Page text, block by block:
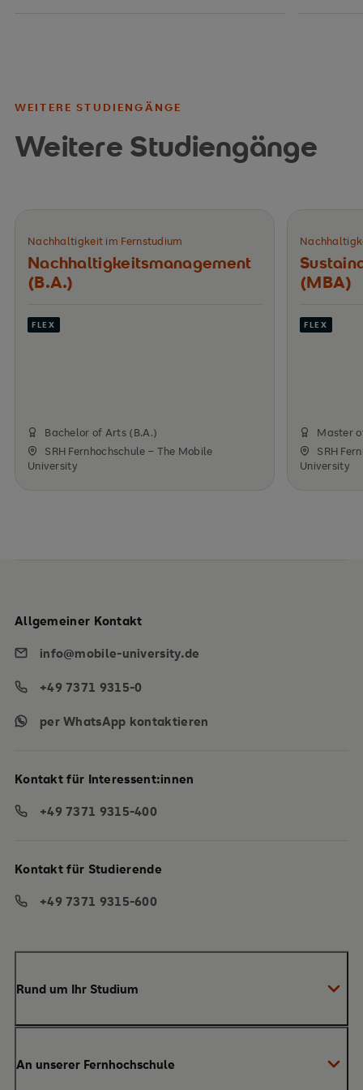
WEITERE STUDIENGÄNGE
Weitere Studiengänge
Nachhaltigkeit im Fernstudium
Nachhaltigkeits­management
(B.A.)
FLEX
Bachelor of Arts (B.A.)
SRH Fernhochschule – The Mobile
University
(MBA)
FLEX
Master
SRH
University
Rund um Ihr Studium
Anrechnung von Vorleistungen
An unserer Fernhochschule
Allgemeiner Kontakt
info@mobile-university.de
+49 7371 9315-0
per WhatsApp kontaktieren
Kontakt für Interessent:innen
+49 7371 9315-400
Kontakt für Studierende
+49 7371 9315-600